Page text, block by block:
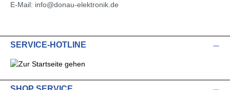
E-Mail: info@donau-elektronik.de
SERVICE-HOTLINE